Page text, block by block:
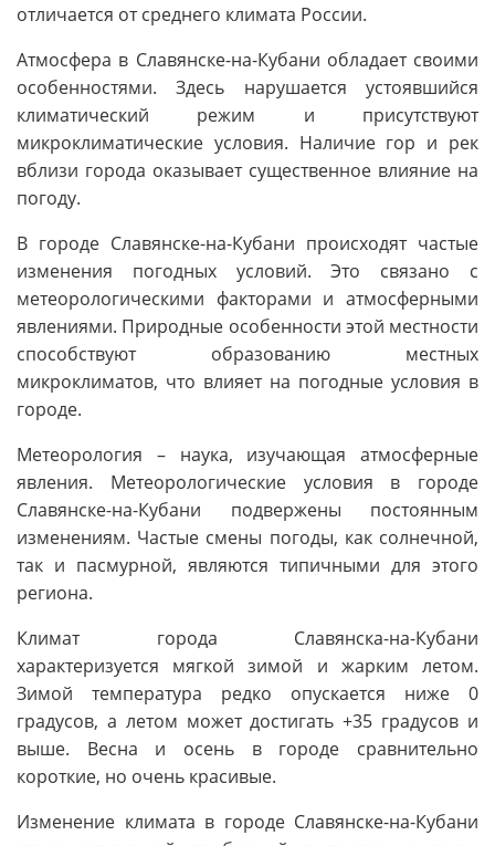
отличается от среднего климата России.
Атмосфера в Славянске-на-Кубани обладает своими
особенностями. Здесь нарушается устоявшийся
климатический режим и присутствуют
микроклиматические условия. Наличие гор и рек
вблизи города оказывает существенное влияние на
погоду.
В городе Славянске-на-Кубани происходят частые
изменения погодных условий. Это связано с
метеорологическими факторами и атмосферными
явлениями. Природные особенности этой местности
способствуют образованию местных
микроклиматов, что влияет на погодные условия в
городе.
Метеорология – наука, изучающая атмосферные
явления. Метеорологические условия в городе
Славянске-на-Кубани подвержены постоянным
изменениям. Частые смены погоды, как солнечной,
так и пасмурной, являются типичными для этого
региона.
Климат города Славянска-на-Кубани
характеризуется мягкой зимой и жарким летом.
Зимой температура редко опускается ниже 0
градусов, а летом может достигать +35 градусов и
выше. Весна и осень в городе сравнительно
короткие, но очень красивые.
Изменение климата в городе Славянске-на-Кубани